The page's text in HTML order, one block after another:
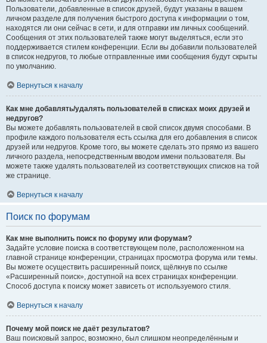
Пользователи, добавленные в список друзей, будут указаны в вашем
личном разделе для получения быстрого доступа к информации о том,
находятся ли они сейчас в сети, и для отправки им личных сообщений.
Сообщения от этих пользователей также могут выделяться, если это
поддерживается стилем конференции. Если вы добавили пользователей
в список недругов, то любые отправленные ими сообщения будут скрыты
по умолчанию.
Вернуться к началу
Как мне добавлять/удалять пользователей в списках моих друзей и
недругов?
Вы можете добавлять пользователей в свой список двумя способами. В
профиле каждого пользователя есть ссылка для его добавления в список
друзей или недругов. Кроме того, вы можете сделать это прямо из вашего
личного раздела, непосредственным вводом имени пользователя. Вы
можете также удалять пользователей из соответствующих списков на той
же странице.
Вернуться к началу
Поиск по форумам
Как мне выполнить поиск по форуму или форумам?
Задайте условие поиска в соответствующем поле, расположенном на
главной странице конференции, страницах просмотра форума или темы.
Вы можете осуществить расширенный поиск, щёлкнув по ссылке
«Расширенный поиск», доступной на всех страницах конференции.
Способ доступа к поиску может зависеть от используемого стиля.
Вернуться к началу
Почему мой поиск не даёт результатов?
Ваш поисковый запрос, возможно, был слишком неопределённым и